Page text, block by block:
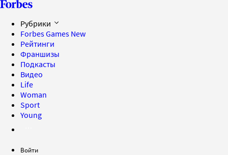
Рубрики
Forbes Games New
Рейтинги
Франшизы
Подкасты
Видео
Life
Woman
Sport
Young
Войти